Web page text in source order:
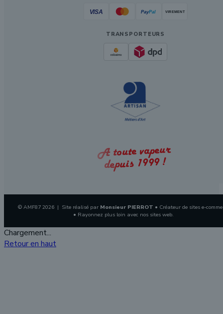
TRANSPORTEURS
A toute vapeur
depuis 1999 !
© AMF87 2026 | Site réalisé par Monsieur PIERROT • Créateur de sites e-
• Rayonnez plus loin avec nos sites web.
Chargement...
Retour en haut